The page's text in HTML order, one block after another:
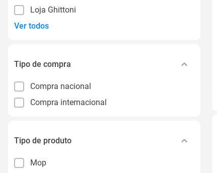
Loja Ghittoni
Ver todos
Tipo de compra
Compra nacional
Compra internacional
Tipo de produto
Mop